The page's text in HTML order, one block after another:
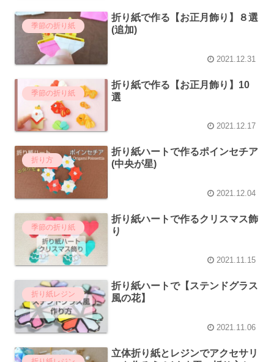
季節の折り紙
折り紙で作る【お正月飾り】８選
(追加)
2021.12.31
季節の折り紙
折り紙で作る【お正月飾り】10
選
2021.12.17
折り方
折り紙ハートで作るポインセチア
(中央が星)
2021.12.04
季節の折り紙
折り紙ハートで作るクリスマス飾
り
2021.11.15
折り紙レジン
折り紙ハートで【ステンドグラス
風の花】
2021.11.06
立体折り紙とレジンでアクセサリ